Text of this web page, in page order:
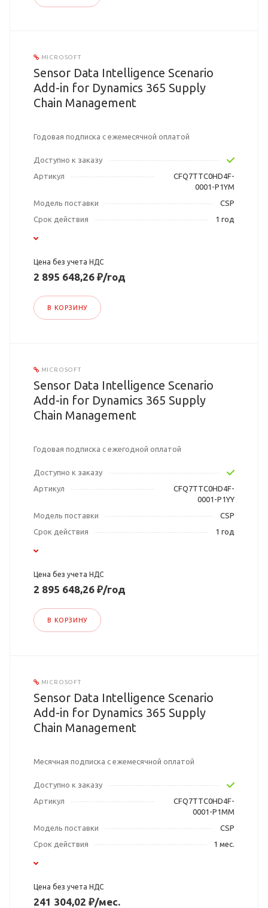
MICROSOFT
Sensor Data Intelligence Scenario
Add-in for Dynamics 365 Supply
Chain Management
Годовая подписка с ежемесячной оплатой
Доступно к заказу
Артикул
CFQ7TTC0HD4F-
0001-P1YM
Модель поставки
CSP
Срок действия
1 год
Цена без учета НДС
2 895 648,26 ₽/год
В КОРЗИНУ
MICROSOFT
Sensor Data Intelligence Scenario
Add-in for Dynamics 365 Supply
Chain Management
Годовая подписка с ежегодной оплатой
Доступно к заказу
Артикул
CFQ7TTC0HD4F-
0001-P1YY
Модель поставки
CSP
Срок действия
1 год
Цена без учета НДС
2 895 648,26 ₽/год
В КОРЗИНУ
MICROSOFT
Sensor Data Intelligence Scenario
Add-in for Dynamics 365 Supply
Chain Management
Месячная подписка с ежемесячной оплатой
Доступно к заказу
Артикул
CFQ7TTC0HD4F-
0001-P1MM
Модель поставки
CSP
Срок действия
1 мес.
Цена без учета НДС
241 304,02 ₽/мес.